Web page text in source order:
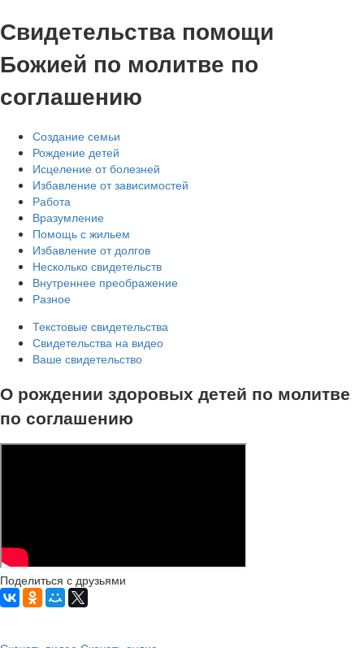
Свидетельства помощи
Божией по молитве по
соглашению
Создание семьи
Рождение детей
Исцеление от болезней
Избавление от зависимостей
Работа
Вразумление
Помощь с жильем
Избавление от долгов
Несколько свидетельств
Внутреннее преображение
Разное
Текстовые свидетельства
Свидетельства на видео
Ваше свидетельство
О рождении здоровых детей по молитве
по соглашению
Поделиться с друзьями